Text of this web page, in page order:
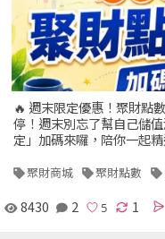
🔥 週末限定優惠！聚財點
停！週末別忘了幫自己儲
定」加碼來囉，陪你一起
聚財商城 聚財點數
8430 2 1